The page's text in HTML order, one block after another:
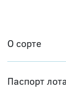
О сорте
Паспорт